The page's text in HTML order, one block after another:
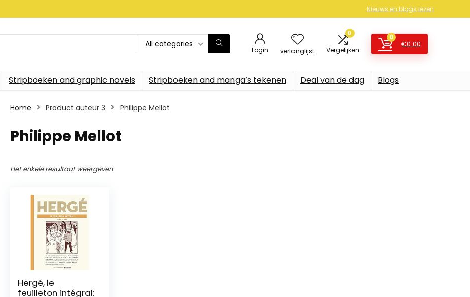
Nieuws en blogs lezen
All categories
Login verlanglijst
0
Vergelijken
0
€0.00
Stripboeken and graphic novels Stripboeken and manga’s tekenen Deal van de dag Blogs
Home Product auteur 3 Philippe Mellot
Philippe Mellot
Het enkele resultaat weergeven
Hergé, le
feuilleton intégral: